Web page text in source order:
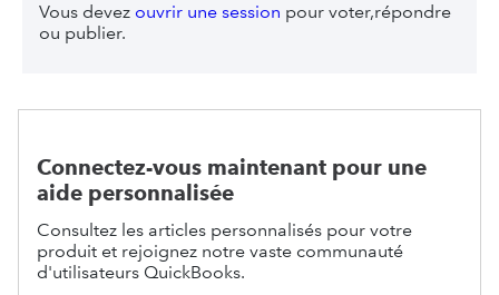
Vous devez ouvrir une session pour voter,répondre
ou publier.
Connectez-vous maintenant pour une
aide personnalisée
Consultez les articles personnalisés pour votre
produit et rejoignez notre vaste communauté
d'utilisateurs QuickBooks.